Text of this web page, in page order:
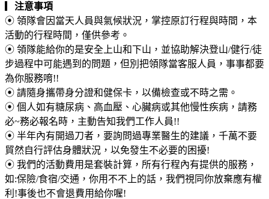
注意事項
⦿ 領隊會因當天人員與氣候狀況，掌控原訂行程與時間，本
活動的行程時間，僅供參考。
⦿ 領隊能給你的是安全上山和下山，並協助解決登山/健行/徒
步過程中可能遇到的問題，但別把領隊當客服人員，事事都要
為你服務唷!!
⦿ 請隨身攜帶身分證和健保卡，以備檢查或不時之需。
⦿ 個人如有糖尿病、高血壓、心臟病或其他慢性疾病，請務
必~務必報名時，主動告知我們工作人員!!
⦿ 半年內有開過刀者，要詢問過專業醫生的建議，千萬不要
貿然自行評估身體狀況，以免發生不必要的困擾!
⦿ 我們的活動費用是套裝計算，所有行程內有提供的服務，
如:保險/食宿/交通，你用不不上的話，我們視同你放棄應有權
利!事後也不會退費用給你喔!